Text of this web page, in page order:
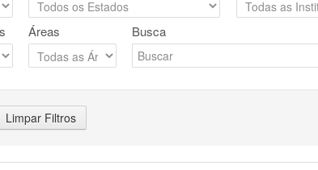
Áreas Busca
Limpar Filtros